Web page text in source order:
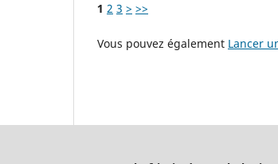
1 2 3 > >>
Vous pouvez également Lancer